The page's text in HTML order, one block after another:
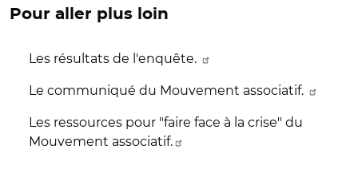
Pour aller plus loin
Les résultats de l'enquête.
Le communiqué du Mouvement associatif.
Les ressources pour "faire face à la crise" du
Mouvement associatif.